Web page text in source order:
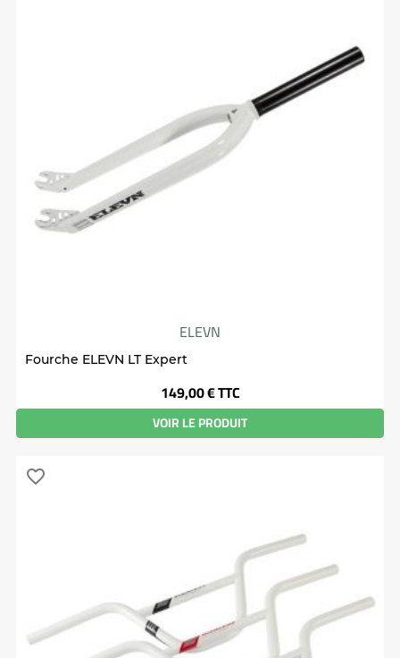
ELEVN
Fourche ELEVN LT Expert
Prix
149,00 €TTC
VOIR LE PRODUIT
favorite_border